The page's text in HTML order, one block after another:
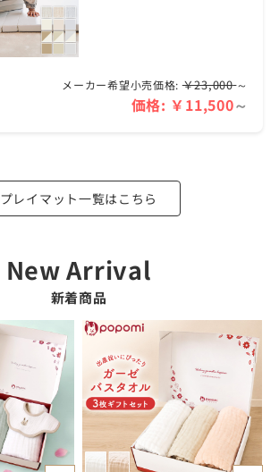
メーカー希望小売価格: ￥23,000～
価格: ￥11,500～
プレイマット一覧はこちら
新着商品